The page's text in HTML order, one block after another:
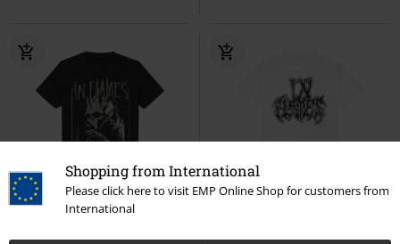
Shopping from International
Please click here to visit EMP Online Shop for customers from
International
Takmer vypredané Plus Size